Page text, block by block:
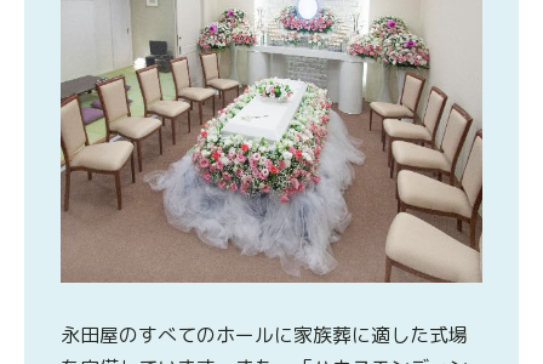
永田屋のすべてのホールに家族葬に適した式場